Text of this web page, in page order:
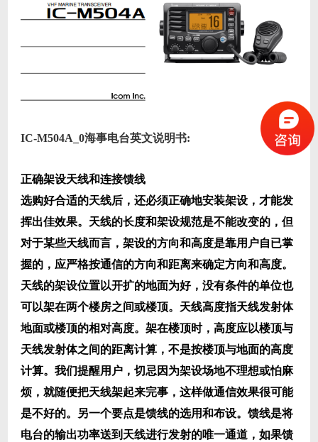
IC-M504A_0海事电台英文说明书:
正确架设天线和连接馈线
选购好合适的天线后，还必须正确地安装架设，才能发
挥出佳效果。天线的长度和架设规范是不能改变的，但
对于某些天线而言，架设的方向和高度是靠用户自已掌
握的，应严格按通信的方向和距离来确定方向和高度。
天线的架设位置以开扩的地面为好，没有条件的单位也
可以架在两个楼房之间或楼顶。天线高度指天线发射体
地面或楼顶的相对高度。架在楼顶时，高度应以楼顶与
天线发射体之间的距离计算，不是按楼顶与地面的高度
计算。我们提醒用户，切忌因为架设场地不理想或怕麻
烦，就随便把天线架起来完事，这样做通信效果很可能
是不好的。另一个要点是馈线的选用和布设。馈线是将
电台的输出功率送到天线进行发射的唯一通道，如果馈